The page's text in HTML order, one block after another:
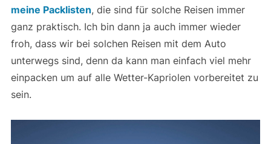
meine Packlisten, die sind für solche Reisen immer
ganz praktisch. Ich bin dann ja auch immer wieder
froh, dass wir bei solchen Reisen mit dem Auto
unterwegs sind, denn da kann man einfach viel mehr
einpacken um auf alle Wetter-Kapriolen vorbereitet zu
sein.